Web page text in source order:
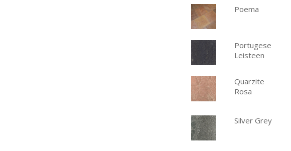
Poema
Portugese
Leisteen
Quarzite
Rosa
Silver Grey